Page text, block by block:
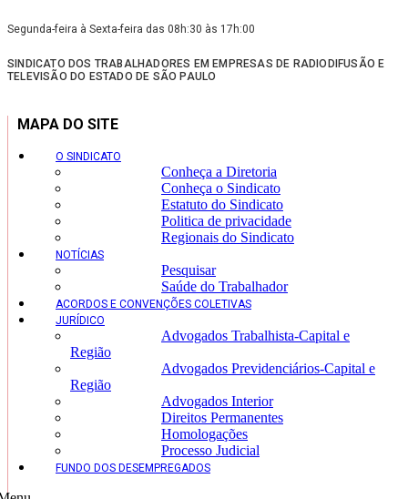
Segunda-feira à Sexta-feira das 08h:30 às 17h:00
SINDICATO DOS TRABALHADORES EM EMPRESAS DE RADIODIFUSÃO E
TELEVISÃO DO ESTADO DE SÃO PAULO
MAPA DO SITE
O SINDICATO
Conheça a Diretoria
Conheça o Sindicato
Estatuto do Sindicato
Politica de privacidade
Regionais do Sindicato
NOTÍCIAS
Pesquisar
Saúde do Trabalhador
ACORDOS E CONVENÇÕES COLETIVAS
JURÍDICO
Advogados Trabalhista-Capital e
Região
Advogados Previdenciários-Capital e
Região
Advogados Interior
Direitos Permanentes
Homologações
Processo Judicial
FUNDO DOS DESEMPREGADOS